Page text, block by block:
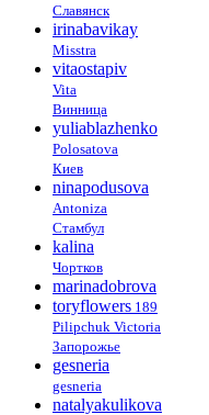
Славянск
irinabavikay
Misstra
vitaostapiv
Vita
Винница
yuliablazhenko
Polosatova
Киев
ninapodusova
Antoniza
Стамбул
kalina
Чортков
marinadobrova
toryflowers 189
Pilipchuk Victoria
Запорожье
gesneria
gesneria
natalyakulikova